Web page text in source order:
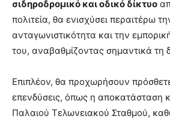
σιδηροδρομικό και οδικό δίκτυο
πολιτεία, θα ενισχύσει περαιτέρω
ανταγωνιστικότητα και την
του, αναβαθμίζοντας σημαντικά τη
Επιπλέον, θα προχωρήσουν
επενδύσεις, όπως η αποκατάσταση
Παλαιού Τελωνειακού Σταθμού,